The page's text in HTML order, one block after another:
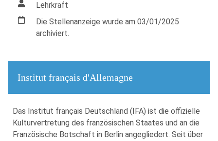
Lehrkraft
Die Stellenanzeige wurde am 03/01/2025
archiviert.
Institut français d'Allemagne
Das Institut français Deutschland (IFA) ist die offizielle
Kulturvertretung des französischen Staates und an die
Französische Botschaft in Berlin angegliedert. Seit über